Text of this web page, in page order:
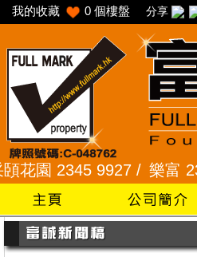
我的收藏 0 個樓盤 分享
9927 /樂富 2321 2287 /